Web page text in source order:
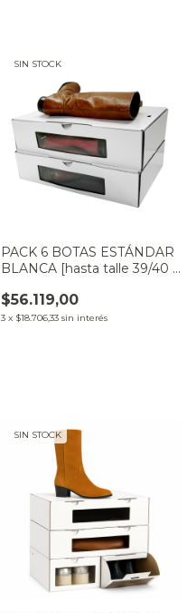
SIN STOCK
PACK 6 BOTAS ESTÁNDAR
BLANCA [hasta talle 39/40 y
$56.119,00
3 x $18.706,33 sin interés
SIN STOCK